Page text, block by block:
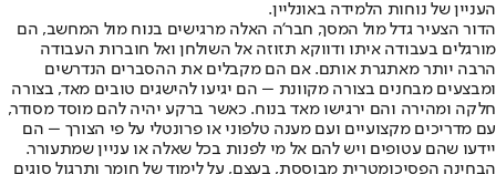
העניין של נוחות הלמידה באונליין.
הדור הצעיר גדל מול המסך, חבר'ה האלה מרגישים בנוח מול המחשב, הם
מורגלים בעבודה איתו ודווקא תזוזה אל השולחן ואל חוברות העבודה
הרבה יותר מאתגרת אותם. אם הם מקבלים את ההסברים הנדרשים
ומבצעים מבחנים בצורה מקוונת – הם יגיעו להישגים טובים מאד, בצורה
חלקה ומהירה והם ירגישו מאד בנוח. כאשר ברקע יהיה להם מוסד מסודר,
עם מדריכים מקצועיים ועם מענה טלפוני או פרונטלי על פי הצורך – הם
יידעו שהם עטופים ויש להם אל מי לפנות בכל שאלה או עניין שמתעורר.
הבחינה הפסיכומטרית מבוססת, בעצם, על לימוד של חומר ותרגול סוגים